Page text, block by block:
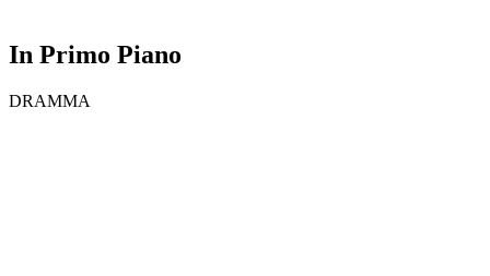
In Primo Piano
DRAMMA